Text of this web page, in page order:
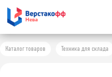
Каталог товаров Техника для склада